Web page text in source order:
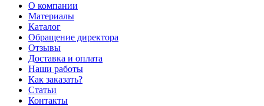
О компании
Материалы
Каталог
Обращение директора
Отзывы
Доставка и оплата
Наши работы
Как заказать?
Статьи
Контакты